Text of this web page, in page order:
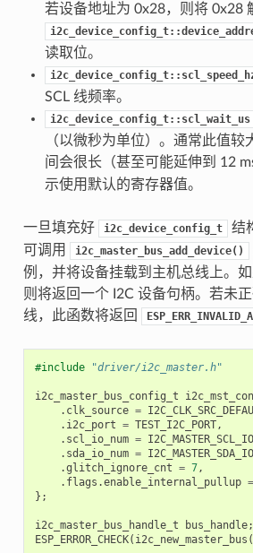
若设备地址为 0x28，则将 0x28
读取位。
SCL 线频率。
i2c_device_config_t::scl_wait_us
（以微秒为单位）。通常此值较
间会很长（甚至可能延伸到 12
示使用默认的寄存器值。
一旦填充好 i2c_device_config_t
结
可调用
i2c_master_bus_add_device()
例，并将设备挂载到主机总线上。如
则将返回一个 I2C 设备句柄。若未
线，此函数将返回
#include "driver/i2c_master.h"
i2c_master_bus_config_t
. clk_source =
. i2c_port = TEST_I2C_PORT,
. scl_io_num = I2C_MASTER_SCL_IO
. sda_io_num = I2C_MASTER_SDA_IO
.glitch_ignore_cnt = 7,
. flags .enable_internal_pullup =
};
i2c_master_bus_handle_t bus_handle;
ESP_ERROR_CHECK( i2c_new_master_bus (